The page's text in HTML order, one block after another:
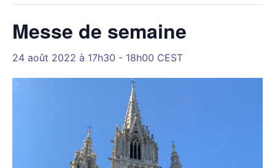
Messe de semaine
24 août 2022 à 17h30 - 18h00 CEST